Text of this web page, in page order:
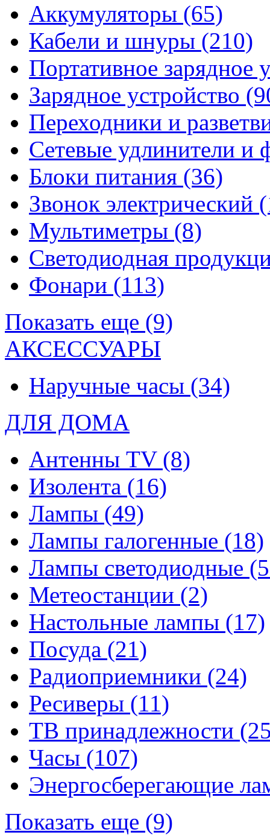
Аккумуляторы (65)
Кабели и шнуры (210)
Портативное зарядное
Зарядное устройство
Переходники и
Сетевые удлинители и
Блоки питания (36)
Звонок электрический
Мультиметры (8)
Светодиодная
Фонари (113)
Показать еще (9)
АКСЕССУАРЫ
Наручные часы (34)
ДЛЯ ДОМА
Антенны TV (8)
Изолента (16)
Лампы (49)
Лампы галогенные (18)
Лампы светодиодные
Метеостанции (2)
Настольные лампы (17)
Посуда (21)
Радиоприемники (24)
Ресиверы (11)
ТВ принадлежности
Часы (107)
Энергосберегающие
Показать еще (9)